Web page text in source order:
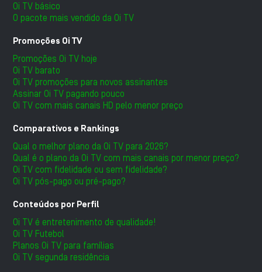
Oi TV básico
O pacote mais vendido da Oi TV
Promoções Oi TV
Promoções Oi TV hoje
Oi TV barato
Oi TV promoções para novos assinantes
Assinar Oi TV pagando pouco
Oi TV com mais canais HD pelo menor preço
Comparativos e Rankings
Qual o melhor plano da Oi TV para 2026?
Qual é o plano da Oi TV com mais canais por menor preço?
Oi TV com fidelidade ou sem fidelidade?
Oi TV pós-pago ou pré-pago?
Conteúdos por Perfil
Oi TV é entretenimento de qualidade!
Oi TV Futebol
Planos Oi TV para famílias
Oi TV segunda residência